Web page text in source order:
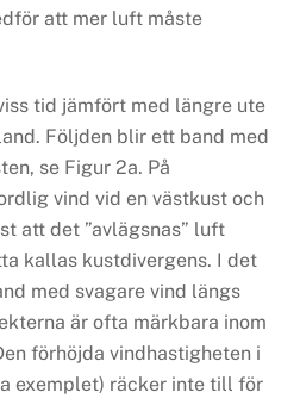
att mer luft måste
tid jämfört med längre ute
Följden blir ett band med
se Figur 2a. På
vind vid en västkust och
att det ”avlägsnas” luft
kallas kustdivergens. I det
med svagare vind längs
är ofta märkbara inom
förhöjda vindhastigheten i
exemplet) räcker inte till för